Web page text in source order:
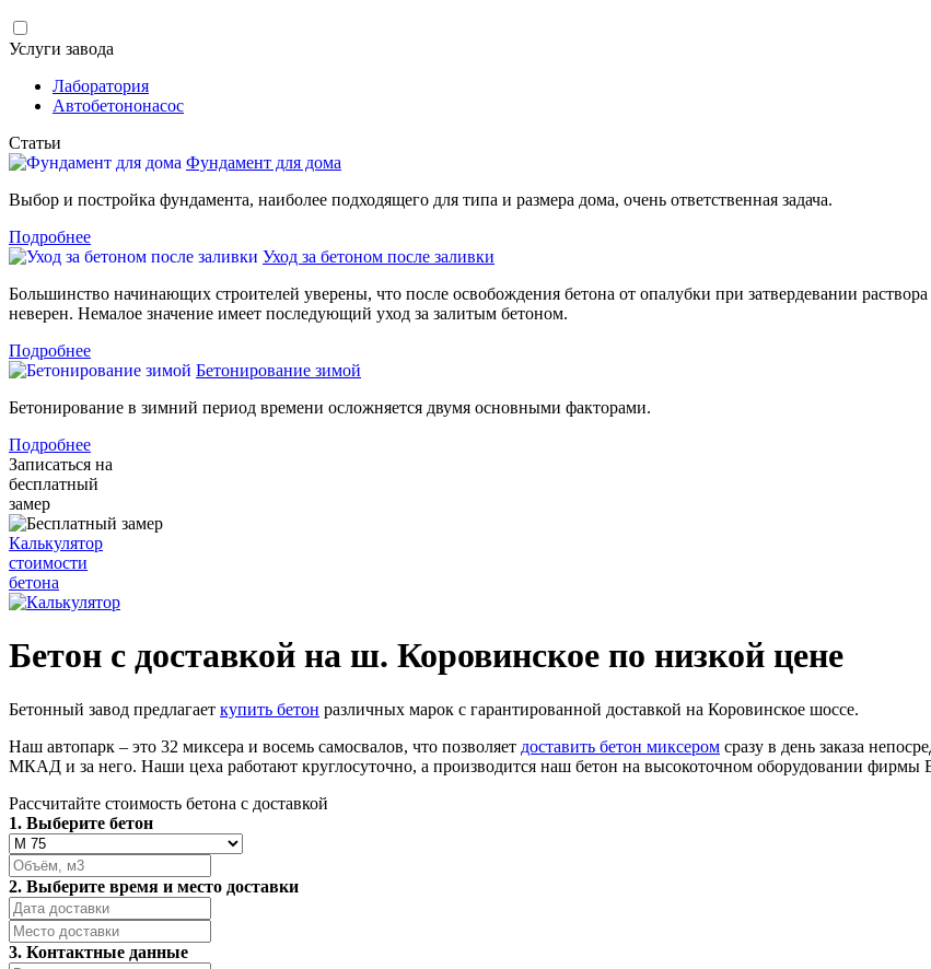
Услуги завода
Лаборатория
Автобетононасос
Статьи
Фундамент для дома
Выбор и постройка фундамента, наиболее подходящего для типа и размера дома, очень ответственная задача.
Подробнее
Уход за бетоном после заливки
Большинство начинающих строителей уверены, что после освобождения бетона от опалубки при затвердевании раствора
неверен. Немалое значение имеет последующий уход за залитым бетоном.
Подробнее
Бетонирование зимой
Бетонирование в зимний период времени осложняется двумя основными факторами.
Подробнее
Записаться на
бесплатный
замер
Калькулятор
стоимости
бетона
Бетон с доставкой на ш. Коровинское по низкой цене
Бетонный завод предлагает купить бетон различных марок с гарантированной доставкой на Коровинское шоссе.
Наш автопарк – это 32 миксера и восемь самосвалов, что позволяет доставить бетон миксером сразу в день заказа
МКАД и за него. Наши цеха работают круглосуточно, а производится наш бетон на высокоточном оборудовании фирмы
Рассчитайте стоимость бетона с доставкой
1. Выберите бетон
2. Выберите время и место доставки
3. Контактные данные